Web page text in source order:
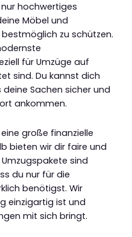
hochwertiges
Möbel und
zu schützen.
für Umzüge auf
sind. Du kannst dich
Sachen sicher und
ankommen.
große finanzielle
bieten wir dir faire und
sind
du nur für die
benötigst. Wir
einzigartig ist und
mit sich bringt.